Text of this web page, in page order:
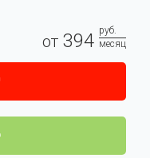
от 394 руб.
месяц